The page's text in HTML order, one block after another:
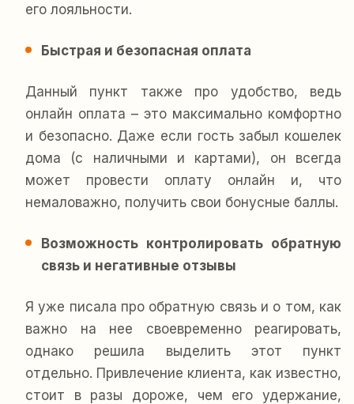
его лояльности.
Быстрая и безопасная оплата
Данный пункт также про удобство, ведь
онлайн оплата – это максимально комфортно
и безопасно. Даже если гость забыл кошелек
дома (с наличными и картами), он всегда
может провести оплату онлайн и, что
немаловажно, получить свои бонусные баллы.
Возможность контролировать обратную
связь и негативные отзывы
Я уже писала про обратную связь и о том, как
важно на нее своевременно реагировать,
однако решила выделить этот пункт
отдельно. Привлечение клиента, как известно,
стоит в разы дороже, чем его удержание,